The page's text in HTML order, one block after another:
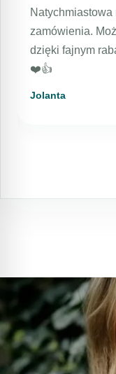
Natychmiastowa
zamówienia.
dzięki fajnym
❤️👍️
Jolanta